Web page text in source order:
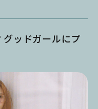
ッドガールにプ